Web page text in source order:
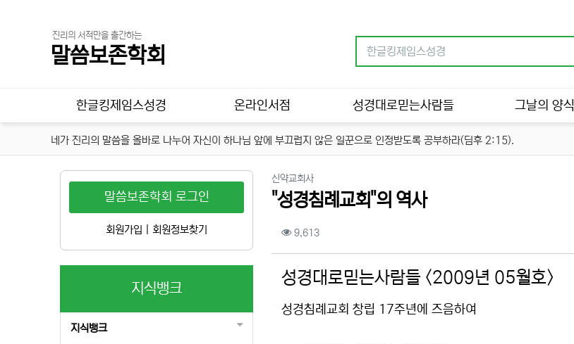
진리의 서적만을 출간하는
말씀보존학회
한글킹제임스성경 온라인서점 성경대로믿는사람들 그날의 양식
네가 진리의 말씀을 올바로 나누어 자신이 하나님 앞에 부끄럽지 않은 일꾼으로 인정받도록 공부하라(딤후 2:15).
신약교회사분류
"성경침례교회"의 역사
컨텐츠 정보
9,613조회
성경대로믿는사람들 <2009년 05월호>
성경침례교회 창립 17주년에 즈음하여
말씀보존학회 로그인
회원가입 회원정보찾기
지식뱅크
지식뱅크